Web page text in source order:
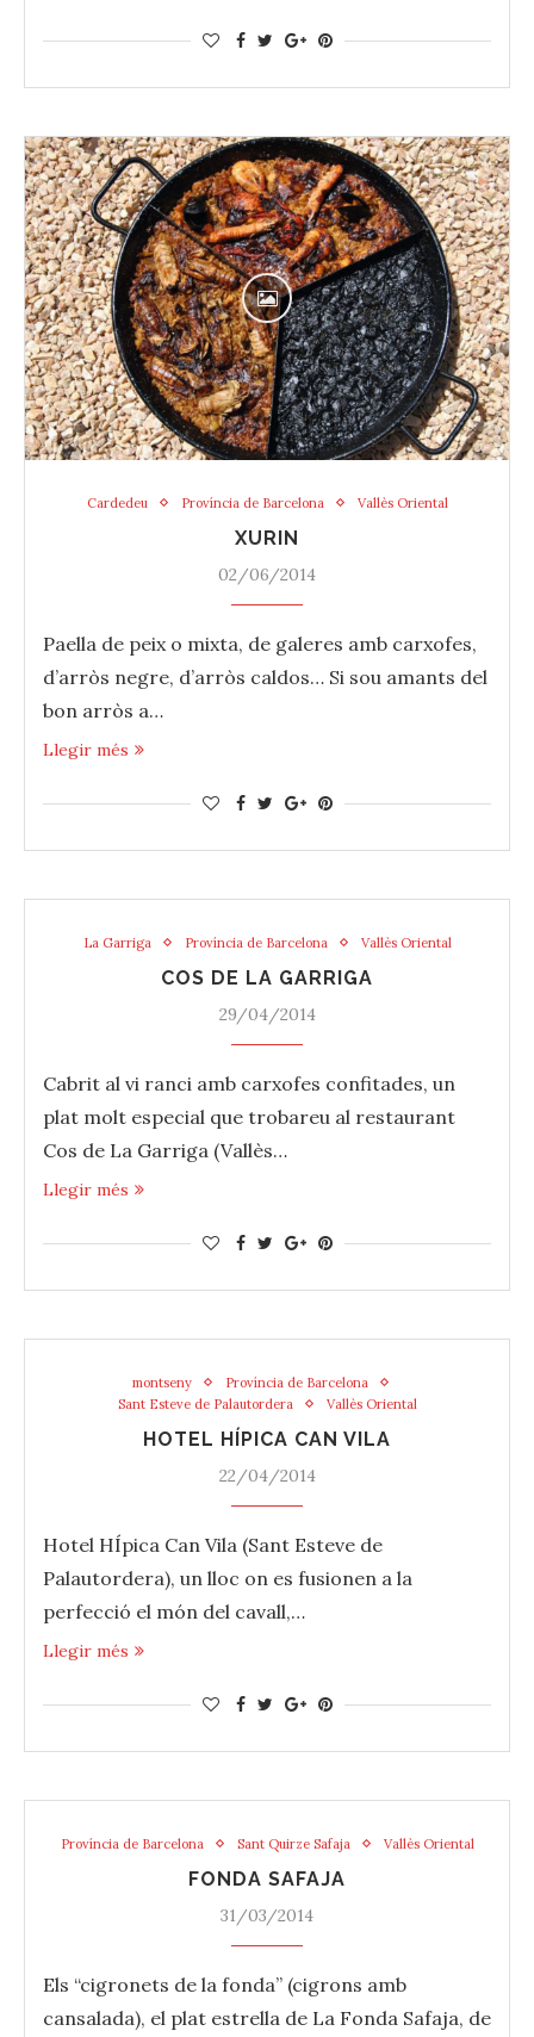
Cardedeu Província de Barcelona Vallès Oriental
XURIN
02/06/2014
Paella‬ de ‪‎peix‬ o mixta, de ‪‎galeres‬ amb carxofes,
d’arròs negre, d’arròs caldos… Si sou amants del
bon ‪‎arròs‬ a…
Llegir més
La Garriga Província de Barcelona Vallès Oriental
COS DE LA GARRIGA
29/04/2014
Cabrit‬ al ‪‎vi‬ ranci amb ‪carxofes‬ confitades, un
plat molt especial que trobareu al ‪restaurant‬
Cos de La Garriga (‪Vallès‬…
Llegir més
montseny
Província de Barcelona
Sant Esteve de Palautordera
Vallès Oriental
HOTEL HÍPICA CAN VILA
22/04/2014
Hotel HÍpica Can Vila (Sant Esteve de
Palautordera), un lloc on es fusionen a la
perfecció el món del ‪‎cavall‬,…
Llegir més
Província de Barcelona Sant Quirze Safaja Vallès Oriental
FONDA SAFAJA
31/03/2014
‪‎Els “cigronets de la fonda” (‪cigrons‬ amb
‪cansalada‬), el ‪‎plat‬ estrella de La ‪‎Fonda‬ Safaja, de